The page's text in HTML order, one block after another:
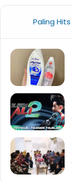
Paling Hits